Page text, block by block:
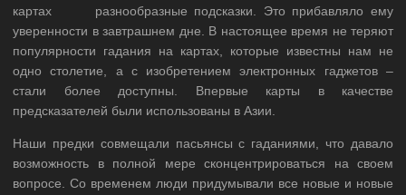
разнообразные подсказки. Это прибавляло ему
уверенности в завтрашнем дне. В настоящее время не теряют
популярности гадания на картах, которые известны нам не
одно столетие, а с изобретением электронных гаджетов –
стали более доступны. Впервые карты в качестве
предсказателей были использованы в Азии.
Наши предки совмещали пасьянсы с гаданиями, что давало
возможность в полной мере сконцентрироваться на своем
вопросе. Со временем люди придумывали все новые и новые